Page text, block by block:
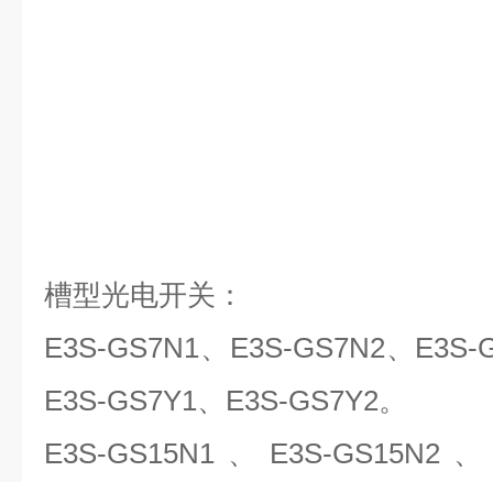
槽型光电开关：
E3S-GS7N1、E3S-GS7N2、E3S-
E3S-GS7Y1、E3S-GS7Y2。
E3S-GS15N1 、E3S-GS15N2